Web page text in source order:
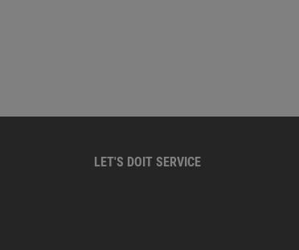
LET'S DOIT SERVICE